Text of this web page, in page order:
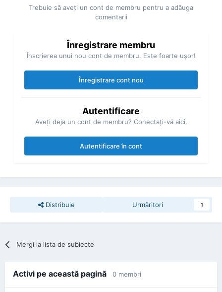
Trebuie să aveţi un cont de membru pentru a adăuga
comentarii
Înregistrare membru
Înscrierea unui nou cont de membru. Este foarte uşor!
Înregistrare cont nou
Autentificare
Aveţi deja un cont de membru? Conectaţi-vă aici.
Autentificare în cont
Distribuie Urmăritori 1
Mergi la lista de subiecte
Activi pe această pagină 0 membri